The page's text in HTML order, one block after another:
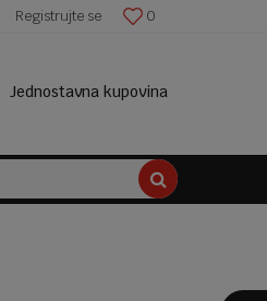
KARTICAMA! 0
Registrujte se
Jednostavna kupovina